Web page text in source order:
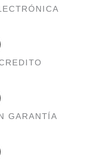
GARANTÍA